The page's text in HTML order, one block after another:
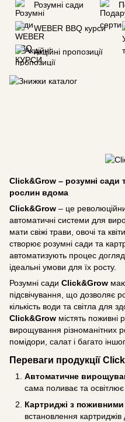
Розумні сади
WEBER BBQ курси
Акційні пропозиції
Click&Grow – розумні сади
рослин вдома
Click&Grow – це
автоматичні системи для
мати свіжі трави, овочі та
створює розумні сади та
автоматизують процес
ідеальні умови для їх росту.
Розумні сади Click&Grow
підсвічування, що дозволяє
кількість води та світла для
Click&Grow містять поживні
вирощування різноманітних
помідори, салат і багато
Переваги продукції
Автоматичне
сама поливає та освітлює
Картриджі з
встановлення